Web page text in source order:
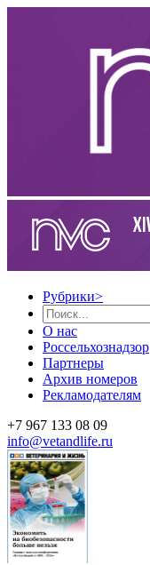
Рубрики>
О нас
Россельхознадзор
Партнеры
Архив номеров
Рекламодателям
+7 967 133 08 09
info@vetandlife.ru